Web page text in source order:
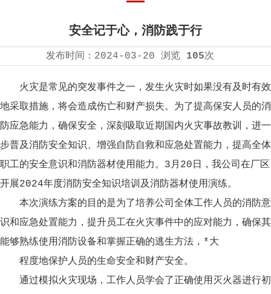
安全记于心，消防践于行
发布时间： 2024-03-20 浏览 105次
火灾是常见的突发事件之一，发生火灾时如果没有及时有效
地采取措施，将会造成伤亡和财产损失。为了提高保安人员的消
防应急能力，确保安全，深刻吸取近期国内火灾事故教训，进一
步普及消防安全知识、增强自防自救和应急处置能力，提高全体
职工的安全意识和消防器材使用能力。3月20日，我公司在厂区
开展2024年度消防安全知识培训及消防器材使用演练。
本次演练方案的目的是为了培养公司全体工作人员的消防意
识和应急处置能力，提升员工在火灾事件中的应对能力，确保其
能够熟练使用消防设备和掌握正确的逃生方法，*大
程度地保护人员的生命安全和财产安全。
通过模拟火灾现场，工作人员学会了正确使用灭火器进行初